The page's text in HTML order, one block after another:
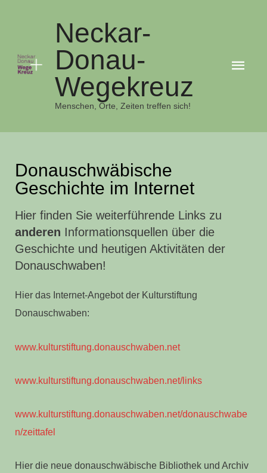
Neckar-
Donau-
Wegekreuz
Menschen, Orte, Zeiten treffen sich!
Donauschwäbische
Geschichte im Internet
Hier finden Sie weiterführende Links zu
anderen Informationsquellen über die
Geschichte und heutigen Aktivitäten der
Donauschwaben!
Hier das Internet-Angebot der Kulturstiftung
Donauschwaben:
www.kulturstiftung.donauschwaben.net
www.kulturstiftung.donauschwaben.net/links
www.kulturstiftung.donauschwaben.net/donauschwabe
n/zeittafel
Hier die neue donauschwäbische Bibliothek und Archiv